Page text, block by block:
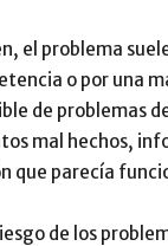
el problema
o por una
de problemas
mal hechos,
que parecía
de los